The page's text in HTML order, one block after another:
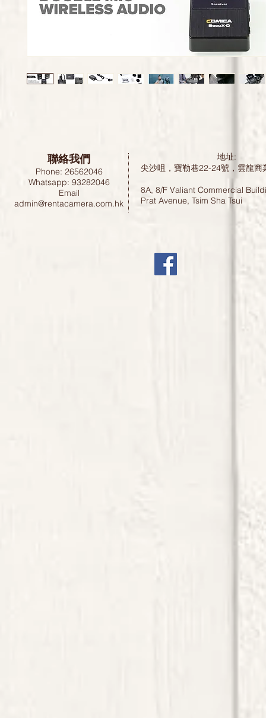
聯絡我們
Phone: 26562046
Whatsapp: 93282046
Email
admin@rentacamera.com.hk
地址:
尖沙咀，寶勒巷22-24號，雲龍
8A, 8/F Valiant Commercial
Prat Avenue, Tsim Sha Tsui